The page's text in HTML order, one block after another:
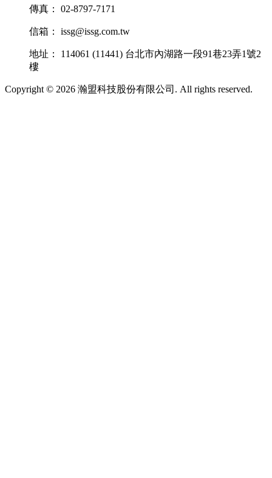
傳真： 02-8797-7171
信箱： issg@issg.com.tw
地址： 114061 (11441) 台北市內湖路一段91巷23弄1號2
樓
Copyright © 2026 瀚盟科技股份有限公司. All rights reserved.